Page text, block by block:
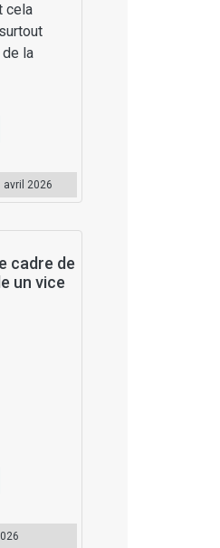
cela
la
avril 2026
cadre de
un vice